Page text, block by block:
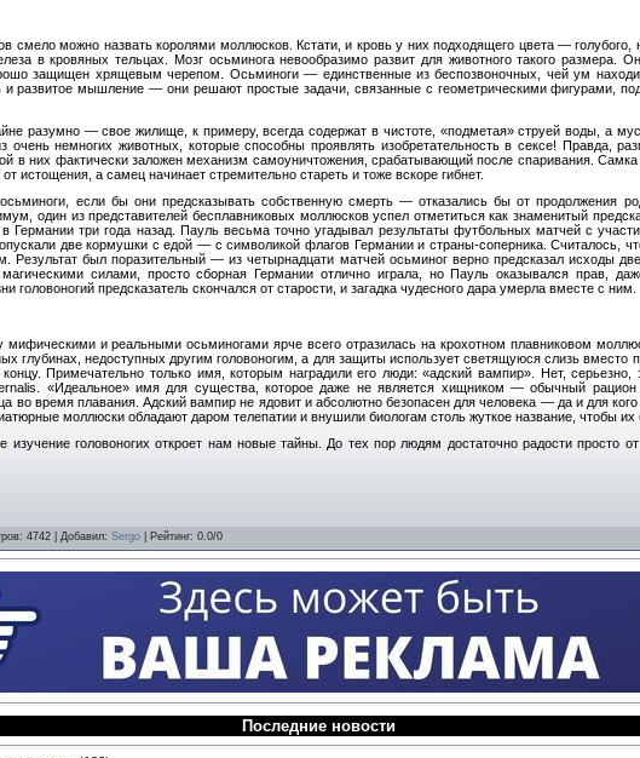
смело можно назвать королями моллюсков. Кстати, и кровь у них подходящего цвета —
в кровяных тельцах. Мозг осьминога невообразимо развит для животного такого размера.
защищен хрящевым черепом. Осьминоги — единственные из беспозвоночных, чей ум
и развитое мышление — они решают простые задачи, связанные с геометрическими фигурами,
разумно — свое жилище, к примеру, всегда содержат в чистоте, «подметая» струей воды, а
немногих животных, которые способны проявлять изобретательность в сексе! Правда,
в них фактически заложен механизм самоуничтожения, срабатывающий после спаривания. Самка
истощения, а самец начинает стремительно стареть и тоже вскоре гибнет.
если бы они предсказывать собственную смерть — отказались бы от продолжения
один из представителей бесплавниковых моллюсков успел отметиться как знаменитый
три года назад. Пауль весьма точно угадывал результаты футбольных матчей с
две кормушки с едой — с символикой флагов Германии и страны-соперника. Считалось,
Результат был поразительный — из четырнадцати матчей осьминог верно предсказал исходы
силами, просто сборная Германии отлично играла, но Пауль оказывался прав,
головоногий предсказатель скончался от старости, и загадка чудесного дара умерла вместе с ним.
мифическими и реальными осьминогами ярче всего отразилась на крохотном плавниковом
глубинах, недоступных другим головоногим, а для защиты использует светящуюся слизь вместо
Примечательно только имя, которым наградили его люди: «адский вампир». Нет,
«Идеальное» имя для существа, которое даже не является хищником — обычный рацион
во время плавания. Адский вампир не ядовит и абсолютно безопасен для человека — да и для кого
моллюски обладают даром телепатии и внушили биологам столь жуткое название, чтобы
изучение головоногих откроет нам новые тайны. До тех пор людям достаточно радости просто
: 4742 | Добавил: Sergo Рейтинг: 0.0/0
Последние новости